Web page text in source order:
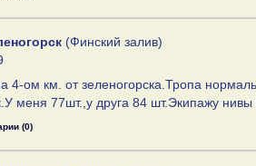
(Финский залив)
4-ом км. от зеленогорска.Тропа
меня 77шт.,у друга 84 шт.Экипажу
(0)